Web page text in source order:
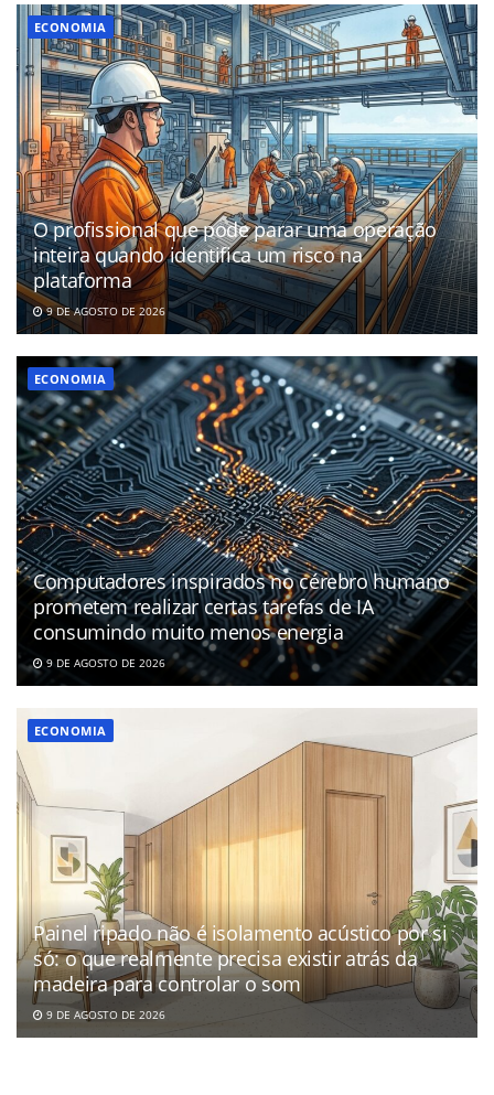
ECONOMIA
O profissional que pode parar uma operação
inteira quando identifica um risco na
plataforma
9 DE AGOSTO DE 2026
ECONOMIA
Computadores inspirados no cérebro humano
prometem realizar certas tarefas de IA
consumindo muito menos energia
9 DE AGOSTO DE 2026
ECONOMIA
Painel ripado não é isolamento acústico por si
só: o que realmente precisa existir atrás da
madeira para controlar o som
9 DE AGOSTO DE 2026